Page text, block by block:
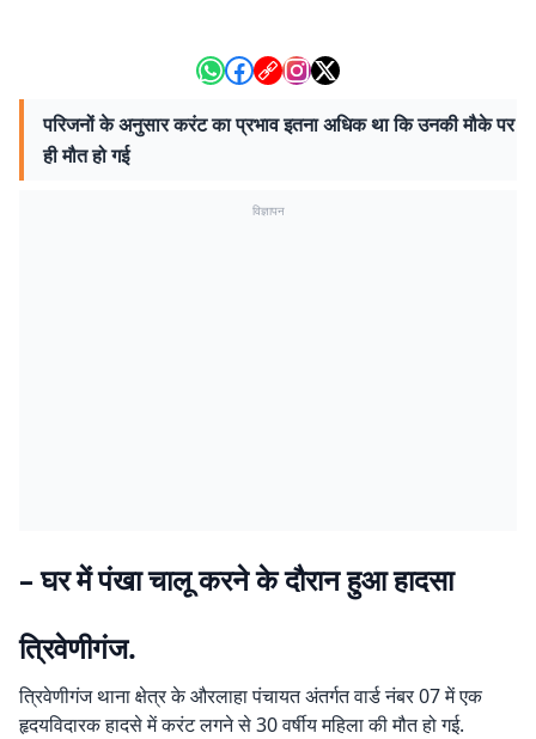
परिजनों के अनुसार करंट का प्रभाव इतना अधिक था कि उनकी मौके पर
ही मौत हो गई
विज्ञापन
– घर में पंखा चालू करने के दौरान हुआ हादसा
त्रिवेणीगंज.
त्रिवेणीगंज थाना क्षेत्र के औरलाहा पंचायत अंतर्गत वार्ड नंबर 07 में एक
हृदयविदारक हादसे में करंट लगने से 30 वर्षीय महिला की मौत हो गई.